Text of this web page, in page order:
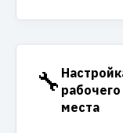
🔧 рабочего
места